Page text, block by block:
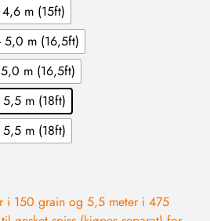
m (15ft)
m (16,5ft)
m (16,5ft)
m (18ft)
m (18ft)
i 150 grain og 5,5 meter i 475